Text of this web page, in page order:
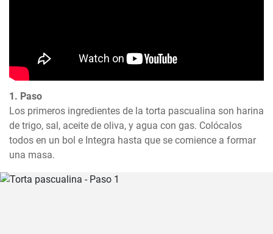
1. Paso
Los primeros ingredientes de la torta pascualina son harina
de trigo, sal, aceite de oliva, y agua con gas. Colócalos
todos en un bol e Integra hasta que se comience a formar
una masa.